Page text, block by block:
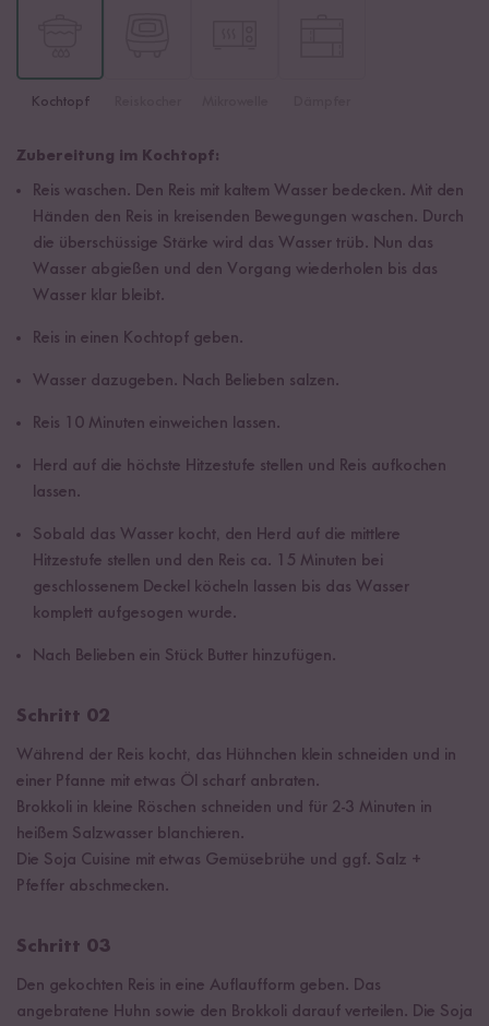
Kochtopf
Zubereitung im Kochtopf:
Reis waschen. Den Reis mit kaltem Wasser bedecken. Mit den
Händen den Reis in kreisenden Bewegungen waschen. Durch
die überschüssige Stärke wird das Wasser trüb. Nun das
Wasser abgießen und den Vorgang wiederholen bis das
Wasser klar bleibt.
Reis in einen Kochtopf geben.
Wasser dazugeben. Nach Belieben salzen.
Reis 10 Minuten einweichen lassen.
Herd auf die höchste Hitzestufe stellen und Reis aufkochen
lassen.
Sobald das Wasser kocht, den Herd auf die mittlere
Hitzestufe stellen und den Reis ca. 15 Minuten bei
geschlossenem Deckel köcheln lassen bis das Wasser
komplett aufgesogen wurde.
Nach Belieben ein Stück Butter hinzufügen.
Schritt 02
Während der Reis kocht, das Hühnchen klein schneiden und in
einer Pfanne mit etwas Öl scharf anbraten.
Brokkoli in kleine Röschen schneiden und für 2-3 Minuten in
heißem Salzwasser blanchieren.
Die Soja Cuisine mit etwas Gemüsebrühe und ggf. Salz +
Pfeffer abschmecken.
Schritt 03
Den gekochten Reis in eine Auflaufform geben. Das
angebratene Huhn sowie den Brokkoli darauf verteilen. Die Soja